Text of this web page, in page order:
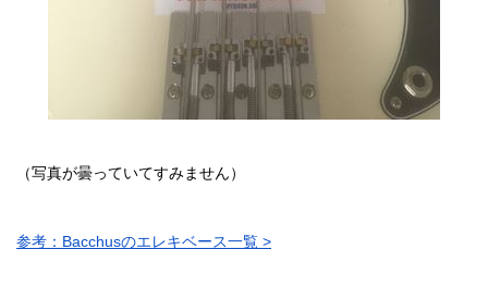
（写真が曇っていてすみません）
参考：Bacchusのエレキベース一覧 >